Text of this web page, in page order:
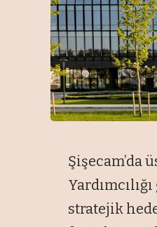
Şişecam’da
stratejik